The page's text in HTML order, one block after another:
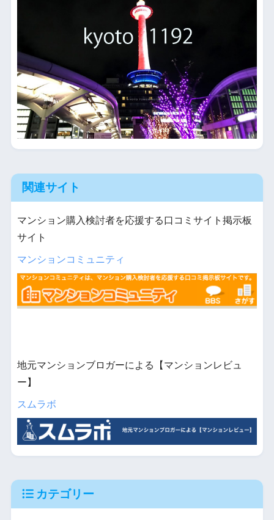
関連サイト
マンション購入検討者を応援する口コミサイト掲示板
サイト
マンションコミュニティ
地元マンションブロガーによる【マンションレビュ
ー】
スムラボ
カテゴリー